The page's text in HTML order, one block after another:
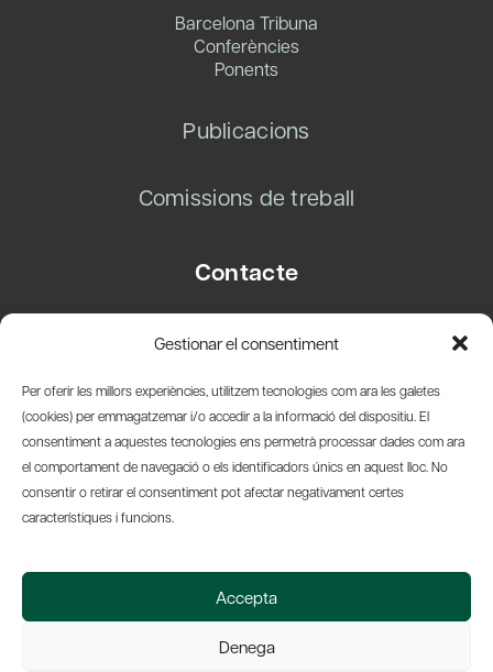
Gestionar el consentiment
Per oferir les millors experiències, utilitzem tecnologies com ara les galetes
(cookies) per emmagatzemar i/o accedir a la informació del dispositiu. El
consentiment a aquestes tecnologies ens permetrà processar dades com ara
el comportament de navegació o els identificadors únics en aquest lloc. No
consentir o retirar el consentiment pot afectar negativament certes
característiques i funcions.
Accepta
Denega
Barcelona Tribuna
Conferències
Ponents
Publicacions
Comissions de treball
Contacte
08003 Barcelona
info@amicsdelpais.com
Suscripció Newsletter
© 2026 Societat Econòmica Barcelonesa d'Amics del País
Web by Ideamatic